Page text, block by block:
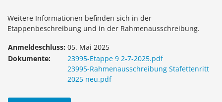
Weitere Informationen befinden sich in der
Etappenbeschreibung und in der Rahmenausschreibung.
Anmeldeschluss: 05. Mai 2025
Dokumente:
23995-Etappe 9 2-7-2025.pdf
23995-Rahmenausschreibung Stafettenritt
2025 neu.pdf